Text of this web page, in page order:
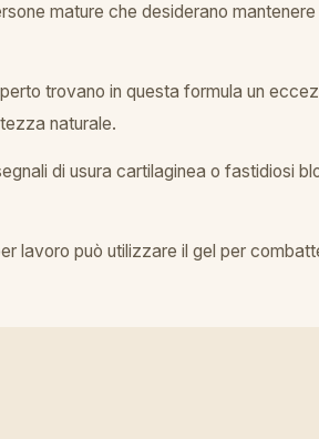
mature che desiderano
trovano in questa formula un
naturale.
di usura cartilaginea o fastidiosi
lavoro può utilizzare il gel per